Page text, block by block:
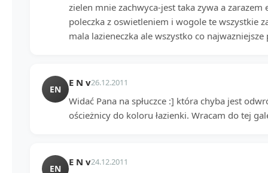
zielen mnie zachwyca-jest taka zywa a
poleczka z oswietleniem i wogole te wszystkie
mala lazieneczka ale wszystko co
EN
E N v26.12.2011
Widać Pana na spłuczce :] która chyba jest
ościeżnicy do koloru łazienki. Wracam do tej
EN
E N v24.12.2011